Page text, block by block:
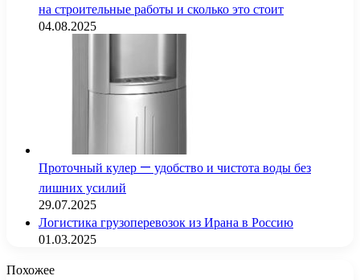
на строительные работы и сколько это стоит
04.08.2025
Проточный кулер — удобство и чистота воды без
лишних усилий
29.07.2025
Логистика грузоперевозок из Ирана в Россию
01.03.2025
Похожее